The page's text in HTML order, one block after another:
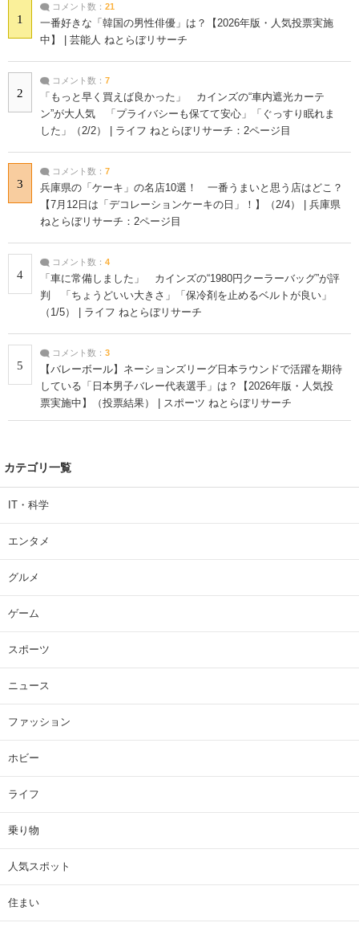
1
コメント数： 21
一番好きな「韓国の男性俳優」は？【2026年版・人気投票実施
中】 | 芸能人 ねとらぼリサーチ
2
コメント数： 7
「もっと早く買えば良かった」 カインズの“車内遮光カーテ
ン”が大人気 「プライバシーも保てて安心」「ぐっすり眠れま
した」（2/2） | ライフ ねとらぼリサーチ：2ページ目
3
コメント数： 7
兵庫県の「ケーキ」の名店10選！ 一番うまいと思う店はどこ？
【7月12日は「デコレーションケーキの日」！】（2/4） | 兵庫県
ねとらぼリサーチ：2ページ目
4
コメント数： 4
「車に常備しました」 カインズの“1980円クーラーバッグ”が評
判 「ちょうどいい大きさ」「保冷剤を止めるベルトが良い」
（1/5） | ライフ ねとらぼリサーチ
5
コメント数： 3
【バレーボール】ネーションズリーグ日本ラウンドで活躍を期待
している「日本男子バレー代表選手」は？【2026年版・人気投
票実施中】（投票結果） | スポーツ ねとらぼリサーチ
カテゴリ一覧
IT・科学
エンタメ
グルメ
ゲーム
スポーツ
ニュース
ファッション
ホビー
ライフ
乗り物
人気スポット
住まい